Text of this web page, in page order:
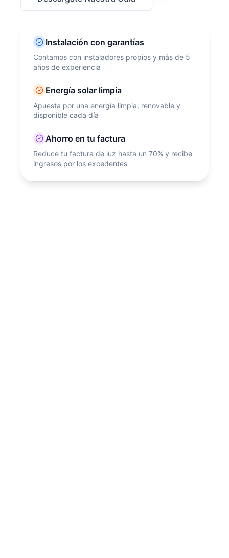
Instalación con garantías
Contamos con instaladores propios y más de 5
años de experiencia
Energía solar limpia
Apuesta por una energía limpia, renovable y
disponible cada día
Ahorro en tu factura
Reduce tu factura de luz hasta un 70% y recibe
ingresos por los excedentes